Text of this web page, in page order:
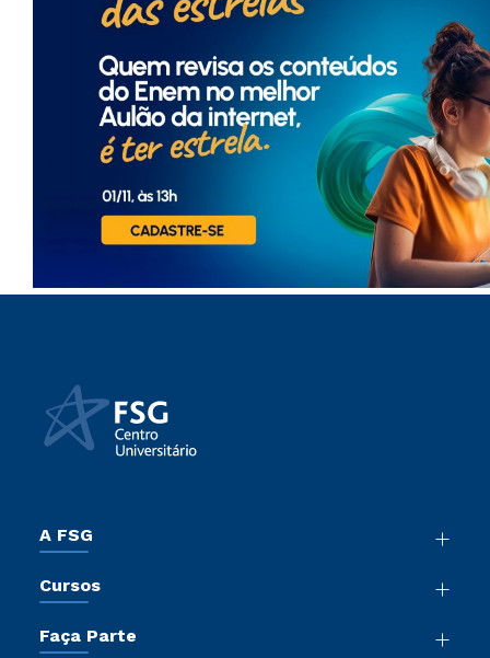
A FSG
Sala de Imprensa
Cursos
Pós-Graduação
Faça Parte